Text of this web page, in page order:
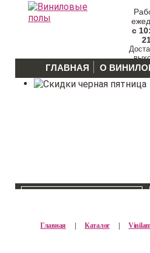
с
ГЛАВНАЯ О
Главная | Каталог |